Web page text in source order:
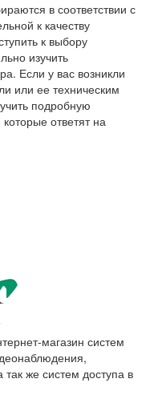
в соответствии с
к качеству
к выбору
изучить
Если у вас возникли
или ее техническим
подробную
ответят на
магазин систем
же систем доступа в